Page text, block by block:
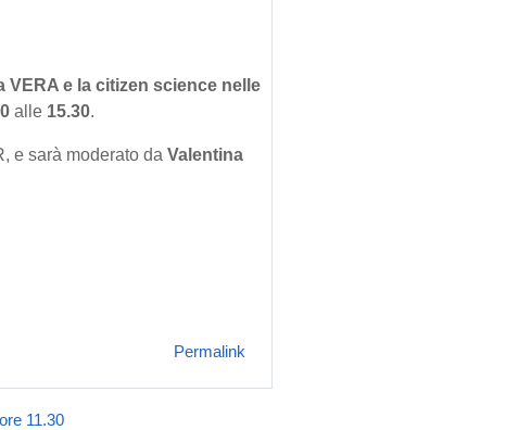
VERA e la citizen science nelle
alle 15.30.
e sarà moderato da Valentina
Permalink
11.30